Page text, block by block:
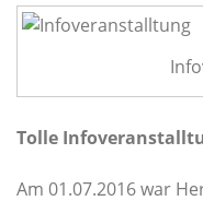
Tolle
Am 01.07.2016 war